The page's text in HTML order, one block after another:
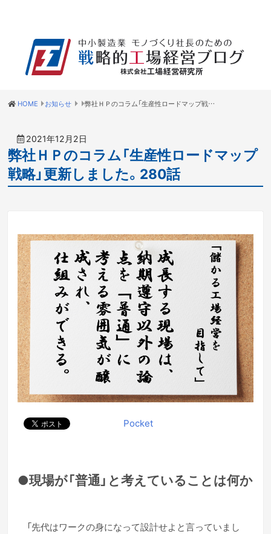
HOME お知らせ 弊社ＨＰのコラム「生産性ロードマップ戦略」更新しました。280話
2021年12月2日
弊社ＨＰのコラム「生産性ロードマップ
戦略」更新しました。280話
Pocket
●現場が「普通」と考えていることは何か
「先代はワークの身になって設計せよと言っていまし